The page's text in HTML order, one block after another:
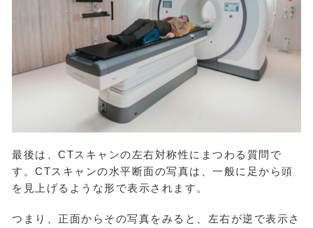
最後は、CTスキャンの左右対称性にまつわる質問で
す。CTスキャンの水平断面の写真は、一般に足から頭
を見上げるような形で表示されます。
つまり、正面からその写真をみると、左右が逆で表示さ